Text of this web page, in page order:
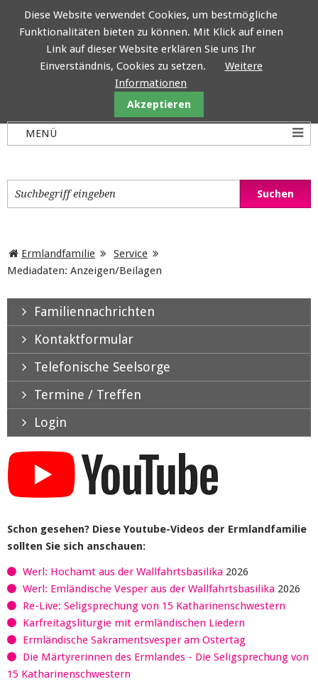
Ermlandfamilie
Service
Mediadaten: Anzeigen/Beilagen
Familiennachrichten
Kontaktformular
Telefonische Seelsorge
Termine / Treffen
Login
Schon gesehen? Diese Youtube-Videos der Ermlandfamilie
sollten Sie sich anschauen:
Werl: Hochamt aus der Wallfahrtsbasilika 2026
Werl: Emländische Vesper aus der Wallfahrtsbasilika 2026
Re-Live: Seligsprechung von 15 Katharinenschwestern
Karfreitagsliturgie mit ermländischen Liedern
Ermländische Sakramentsvesper am Ostertag
Die Märtyrerinnen des Ermlandes - Die Seligsprechung von
15 Katharinenschwestern
Diese Website verwendet Cookies, um bestmögliche
Funktionalitäten bieten zu können. Mit Klick auf einen
Link auf dieser Website erklären Sie uns Ihr
Einverständnis, Cookies zu setzen.
Weitere
Informationen
Akzeptieren